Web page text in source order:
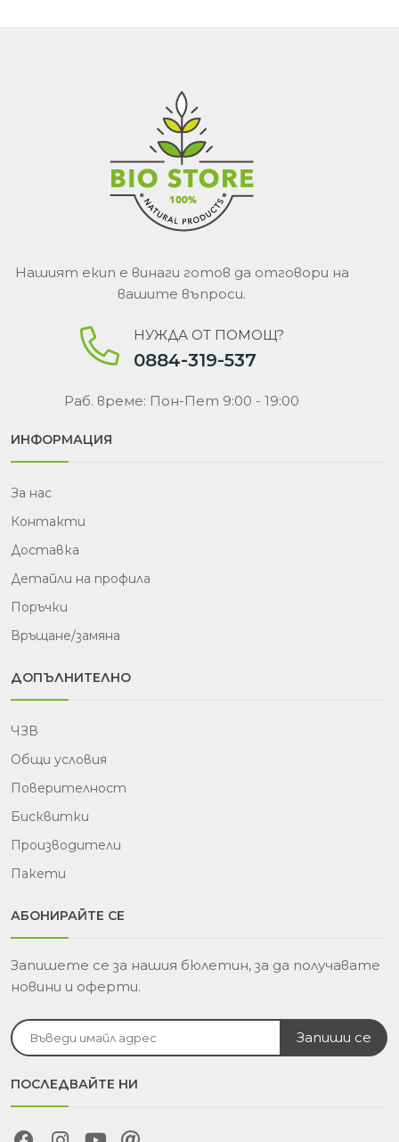
Нашият екип е винаги готов да отговори на
вашите въпроси.
НУЖДА ОТ ПОМОЩ?
0884-319-537
Раб. време: Пон-Пет 9:00 - 19:00
ИНФОРМАЦИЯ
За нас
Контакти
Доставка
Детайли на профила
Поръчки
Връщане/замяна
ДОПЪЛНИТЕЛНО
ЧЗВ
Общи условия
Поверителност
Бисквитки
Производители
Пакети
АБОНИРАЙТЕ СЕ
Запишете се за нашия бюлетин, за да получавате
новини и оферти.
ПОСЛЕДВАЙТЕ НИ